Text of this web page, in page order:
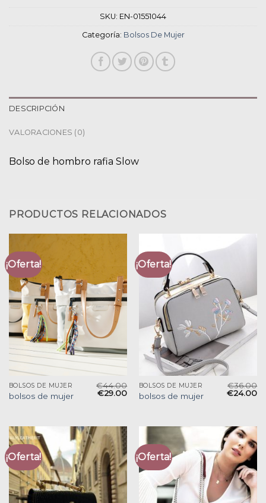
SKU: EN-01551044
Categoría: Bolsos De Mujer
DESCRIPCIÓN
VALORACIONES (0)
Bolso de hombro rafia Slow
PRODUCTOS RELACIONADOS
¡Oferta!
BOLSOS DE MUJER
bolsos de mujer
€44.00
€29.00
¡Oferta!
BOLSOS DE MUJER
bolsos de mujer
€36.00
€24.00
¡Oferta! ¡Oferta!